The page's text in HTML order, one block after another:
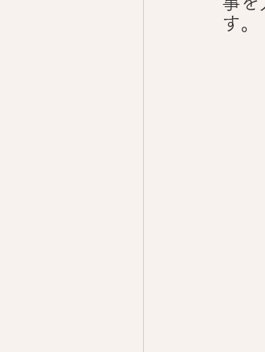
す。